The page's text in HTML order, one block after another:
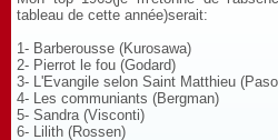
tableau de cette année)serait:
1- Barberousse (Kurosawa)
2- Pierrot le fou (Godard)
3- L'Evangile selon Saint Matthieu
4- Les communiants (Bergman)
5- Sandra (Visconti)
6- Lilith (Rossen)